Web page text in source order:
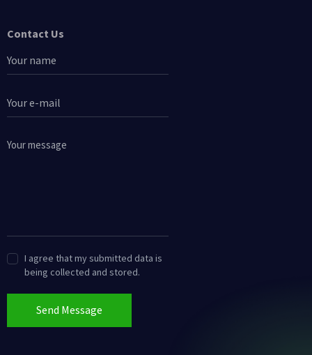
Contact Us
I agree that my submitted data is
being collected and stored.
Send Message